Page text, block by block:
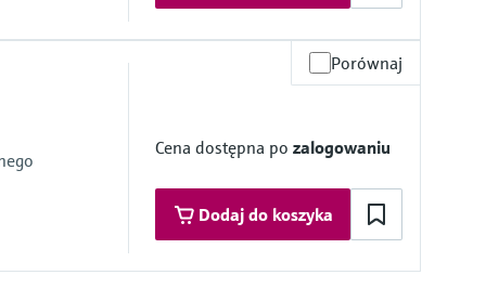
Porównaj
Cena dostępna po zalogowaniu
Dodaj do koszyka